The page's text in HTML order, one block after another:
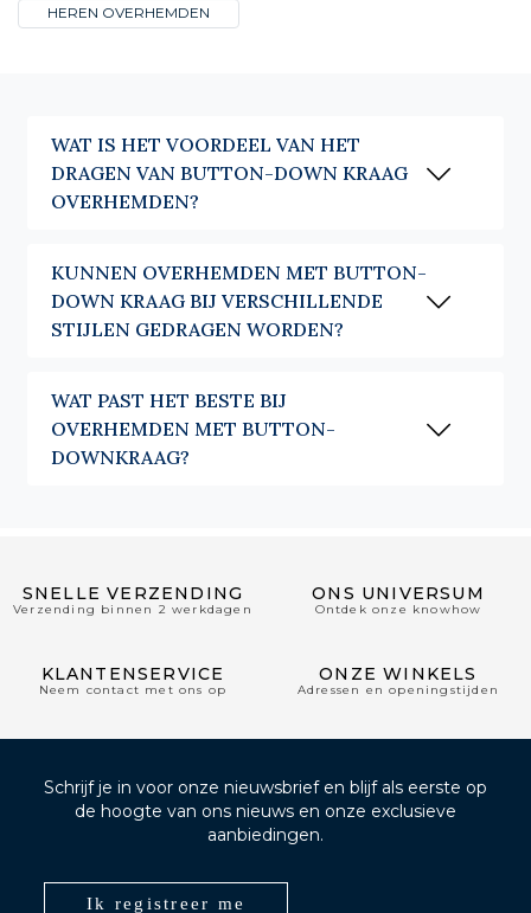
HEREN OVERHEMDEN
WAT IS HET VOORDEEL VAN HET
DRAGEN VAN BUTTON-DOWN KRAAG
OVERHEMDEN?
KUNNEN OVERHEMDEN MET BUTTON-
DOWN KRAAG BIJ VERSCHILLENDE
STIJLEN GEDRAGEN WORDEN?
WAT PAST HET BESTE BIJ
OVERHEMDEN MET BUTTON-
DOWNKRAAG?
SNELLE VERZENDING
Verzending binnen 2 werkdagen
ONS UNIVERSUM
Ontdek onze knowhow
KLANTENSERVICE
Neem contact met ons op
ONZE WINKELS
Adressen en openingstijden
Schrijf je in voor onze nieuwsbrief en blijf als eerste op
de hoogte van ons nieuws en onze exclusieve
aanbiedingen.
Ik registreer me